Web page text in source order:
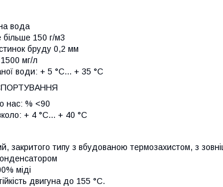
вода
150 г/м3
бруду 0,2 мм
мг/л
води: + 5 °С... + 35 °C
нас: % <90
+ 4 °С... + 40 °С
закритого типу з вбудованою термозахистом, з
міді
двигуна до 155 °С.